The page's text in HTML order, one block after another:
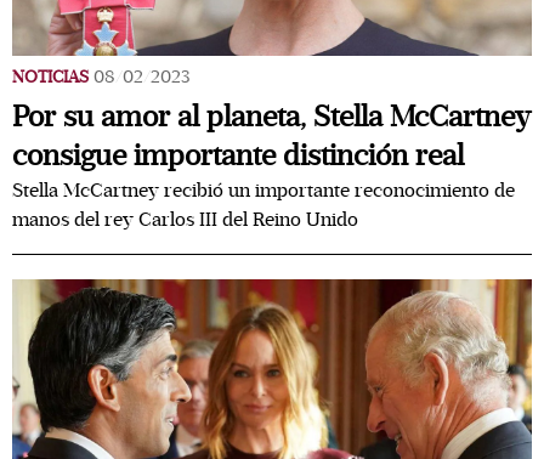
NOTICIAS 08/02/2023
Por su amor al planeta, Stella McCartney
consigue importante distinción real
Stella McCartney recibió un importante reconocimiento de
manos del rey Carlos III del Reino Unido